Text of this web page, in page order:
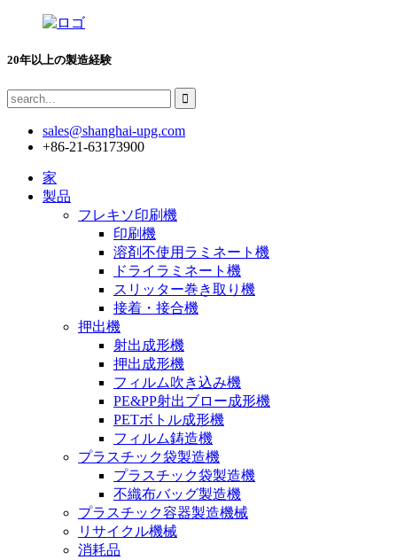
20年以上の製造経験
sales@shanghai-upg.com
+86-21-63173900
家
製品
フレキソ印刷機
印刷機
溶剤不使用ラミネート機
ドライラミネート機
スリッター巻き取り機
接着・接合機
押出機
射出成形機
押出成形機
フィルム吹き込み機
PE&PP射出ブロー成形機
PETボトル成形機
フィルム鋳造機
プラスチック袋製造機
プラスチック袋製造機
不織布バッグ製造機
プラスチック容器製造機械
リサイクル機械
消耗品